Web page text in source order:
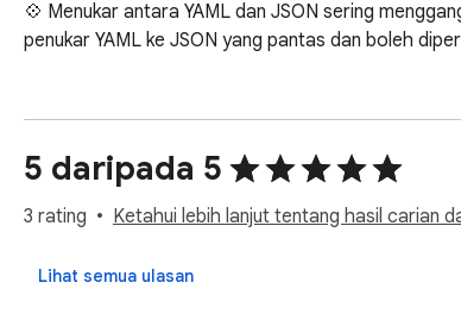
💠 Menukar antara YAML dan JSON sering
penukar YAML ke JSON yang pantas dan boleh
▸ Nikmati pengesahan masa nyata untuk
▸ Manfaatkan hasil segera tanpa perlu meninggalkan
📍 Lingkungan Kaya Fungsi untuk Penukar Tanpa
• Keupayaan Penukar Pukal: Kendalikan set data
5 daripada 5
3 rating Ketahui lebih lanjut tentang hasil carian
Lihat semua ulasan